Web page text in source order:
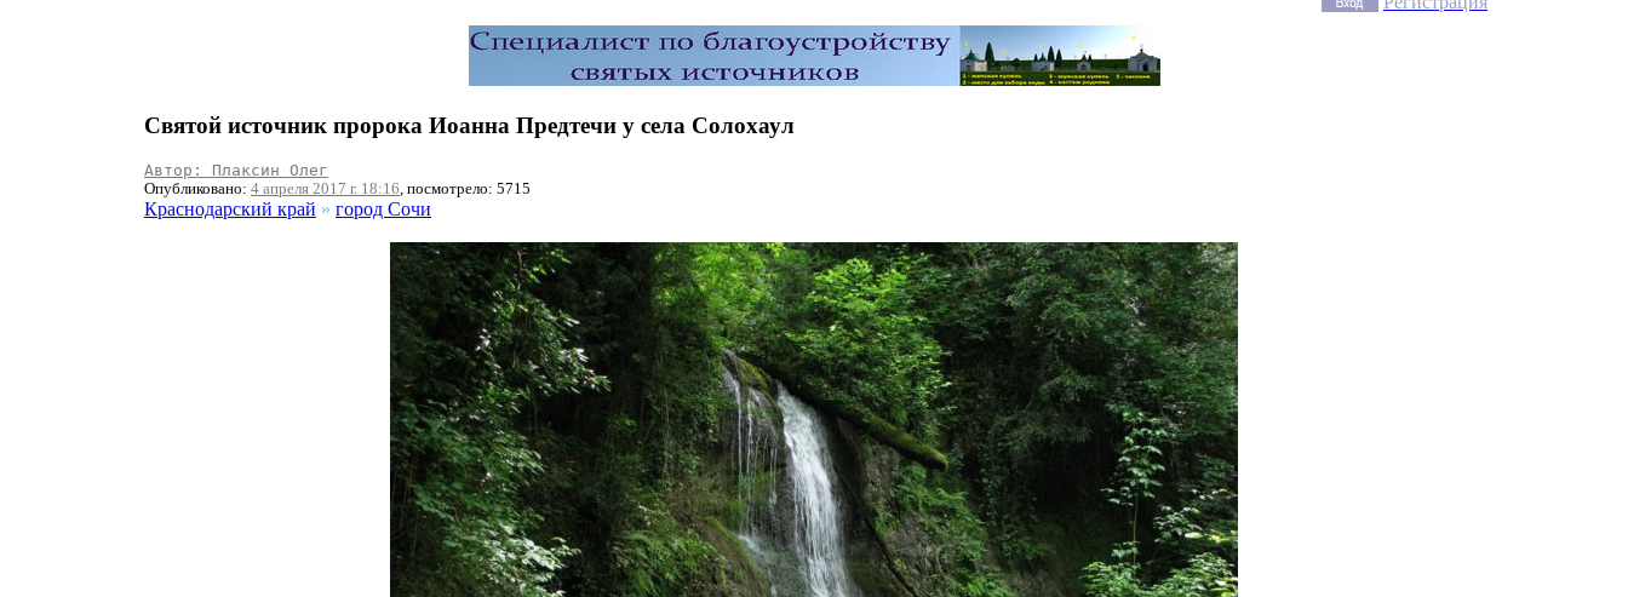
Святой источник пророка Иоанна Предтечи у села Солохаул
Автор: Плаксин Олег
Опубликовано: 4 апреля 2017 г. 18:16, посмотрело: 5715
Краснодарский край » город Сочи